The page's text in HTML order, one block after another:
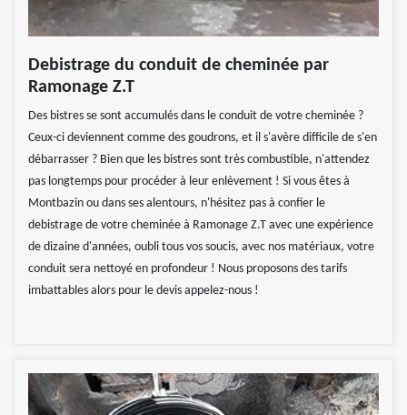
Debistrage du conduit de cheminée par
Ramonage Z.T
Des bistres se sont accumulés dans le conduit de votre cheminée ?
Ceux-ci deviennent comme des goudrons, et il s'avère difficile de s'en
débarrasser ? Bien que les bistres sont très combustible, n'attendez
pas longtemps pour procéder à leur enlèvement ! Si vous êtes à
Montbazin ou dans ses alentours, n'hésitez pas à confier le
debistrage de votre cheminée à Ramonage Z.T avec une expérience
de dizaine d'années, oubli tous vos soucis, avec nos matériaux, votre
conduit sera nettoyé en profondeur ! Nous proposons des tarifs
imbattables alors pour le devis appelez-nous !